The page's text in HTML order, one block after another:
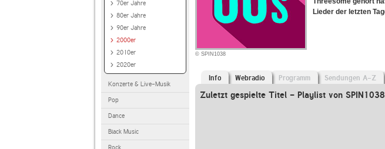
70er Jahre
80er Jahre
90er Jahre
2000er
2010er
2020er
Konzerte & Live-Musik
Pop
Dance
Black Music
© SPIN1038
Lieder der letzten
Info Webradio Programm Sendungen A-Z
Zuletzt gespielte Titel - Playlist von SPIN1038